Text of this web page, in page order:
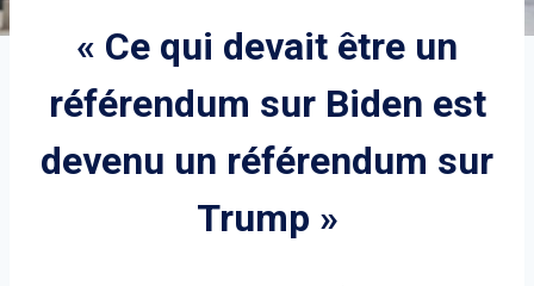
« Ce qui devait être un
référendum sur Biden est
devenu un référendum sur
Trump »